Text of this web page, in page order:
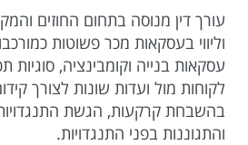
עורך דין מנוסה בתחום החוזים
וליווי בעסקאות מכר פשוטות
עסקאות בנייה וקומבינציה, סוגיות
לקוחות מול ועדות שונות לצורך
בהשבחת קרקעות, הגשת
והתגוננות בפני התנגדויות.